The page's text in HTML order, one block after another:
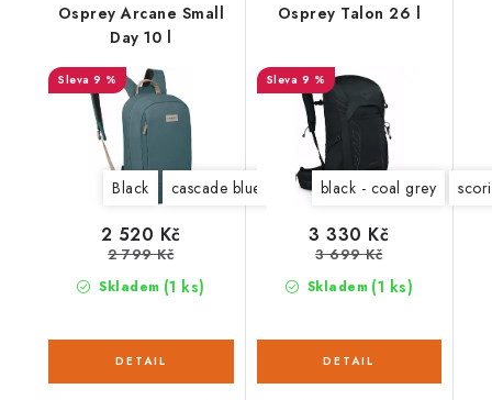
Osprey Arcane Small
Day 10 l
9 %
Black cascade blue latte brown
Skladem (1 ks)
2 520 Kč
2 799 Kč
Osprey Talon 26 l
9 %
black - coal grey
Skladem (1 ks)
3 330 Kč
3 699 Kč